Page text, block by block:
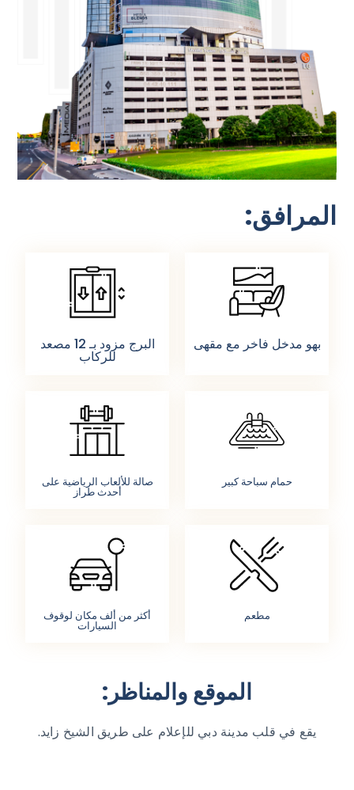
المرافق:
بهو مدخل فاخر مع مقهى البرج مزود بـ 12 مصعد
للركاب
حمام سباحة كبير صالة للألعاب الرياضية على
أحدث طراز
مطعم أكثر من ألف مكان لوقوف
السيارات
الموقع والمناظر:
يقع في قلب مدينة دبي للإعلام على طريق الشيخ زايد.